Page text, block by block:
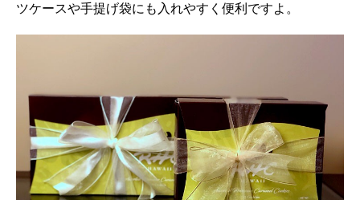
ツケースや手提げ袋にも入れやすく便利ですよ。